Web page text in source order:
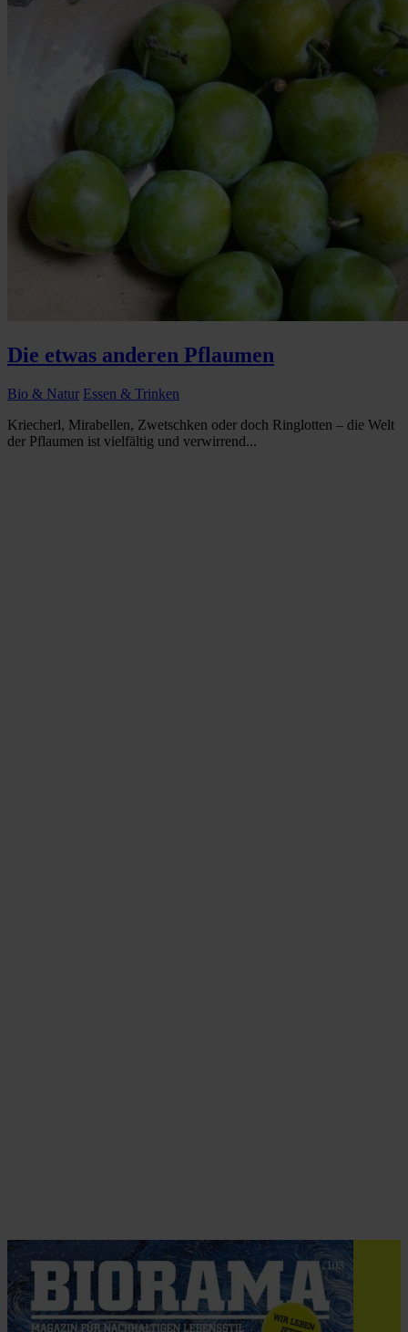
Die etwas anderen Pflaumen
Bio & Natur Essen & Trinken
Kriecherl, Mirabellen, Zwetschken oder doch Ringlotten – die Welt
der Pflaumen ist vielfältig und verwirrend...